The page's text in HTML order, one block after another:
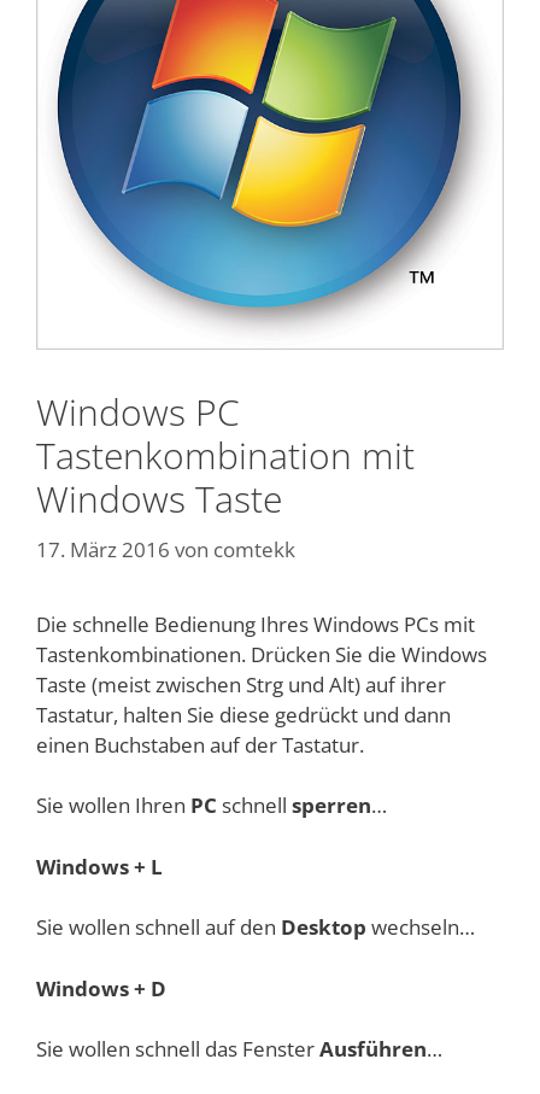
Windows PC
Tastenkombination mit
Windows Taste
17. März 2016 von comtekk
Die schnelle Bedienung Ihres Windows PCs mit
Tastenkombinationen. Drücken Sie die Windows
Taste (meist zwischen Strg und Alt) auf ihrer
Tastatur, halten Sie diese gedrückt und dann
einen Buchstaben auf der Tastatur.
Sie wollen Ihren PC schnell sperren…
Windows + L
Sie wollen schnell auf den Desktop wechseln…
Windows + D
Sie wollen schnell das FensterAusführen…